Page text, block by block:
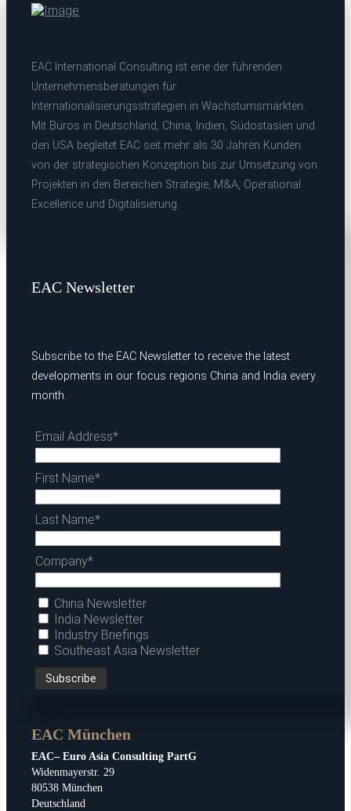
EAC International Consulting ist eine der führenden
Unternehmensberatungen für
Internationalisierungsstrategien in Wachstumsmärkten.
Mit Büros in Deutschland, China, Indien, Südostasien und
den USA begleitet EAC seit mehr als 30 Jahren Kunden
von der strategischen Konzeption bis zur Umsetzung von
Projekten in den Bereichen Strategie, M&A, Operational
Excellence und Digitalisierung.
EAC Newsletter
Subscribe to the EAC Newsletter to receive the latest
developments in our focus regions China and India every
month.
Email Address*
First Name*
Last Name*
Company*
China Newsletter
India Newsletter
Industry Briefings
Southeast Asia Newsletter
EAC München
EAC– Euro Asia Consulting PartG
Widenmayerstr. 29
80538 München
Deutschland